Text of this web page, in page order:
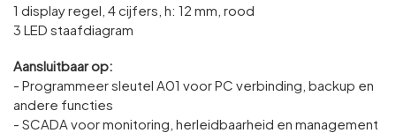
1 display regel, 4 cijfers, h: 12 mm, rood
3 LED staafdiagram
Aansluitbaar op:
- Programmeer sleutel A01 voor PC verbinding, backup en
andere functies
- SCADA voor monitoring, herleidbaarheid en management